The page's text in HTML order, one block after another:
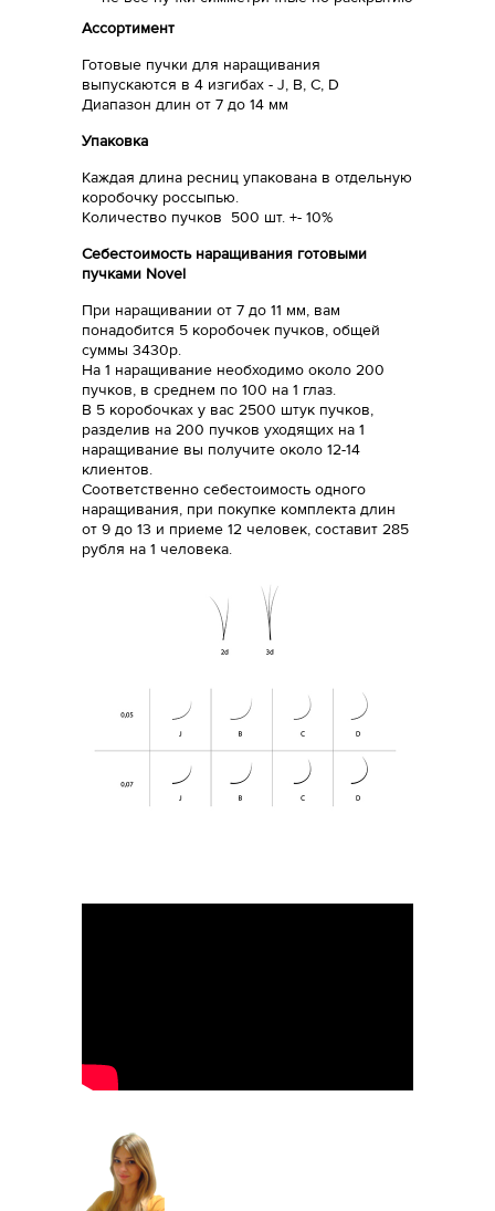
Ассортимент
Готовые пучки для наращивания
выпускаются в 4 изгибах - J, B, C, D
Диапазон длин от 7 до 14 мм
Упаковка
Каждая длина ресниц упакована в отдельную
коробочку россыпью.
Количество пучков 500 шт. +- 10%
Себестоимость наращивания готовыми
пучками Novel
При наращивании от 7 до 11 мм, вам
понадобится 5 коробочек пучков, общей
суммы 3430р.
На 1 наращивание необходимо около 200
пучков, в среднем по 100 на 1 глаз.
В 5 коробочках у вас 2500 штук пучков,
разделив на 200 пучков уходящих на 1
наращивание вы получите около 12-14
клиентов.
Соответственно себестоимость одного
наращивания, при покупке комплекта длин
от 9 до 13 и приеме 12 человек, составит 285
рубля на 1 человека.